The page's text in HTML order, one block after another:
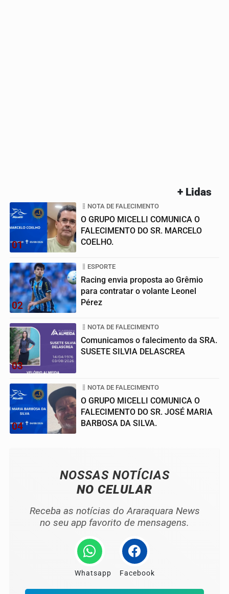
+ Lidas
01
NOTA DE FALECIMENTO
O GRUPO MICELLI COMUNICA O
FALECIMENTO DO SR. MARCELO
COELHO.
02
ESPORTE
Racing envia proposta ao Grêmio
para contratar o volante Leonel
Pérez
03
NOTA DE FALECIMENTO
Comunicamos o falecimento da SRA.
SUSETE SILVIA DELASCREA
04
NOTA DE FALECIMENTO
O GRUPO MICELLI COMUNICA O
FALECIMENTO DO SR. JOSÉ MARIA
BARBOSA DA SILVA.
NOSSAS NOTÍCIAS
NO CELULAR
Receba as notícias do Araraquara News
no seu app favorito de mensagens.
Whatsapp Facebook